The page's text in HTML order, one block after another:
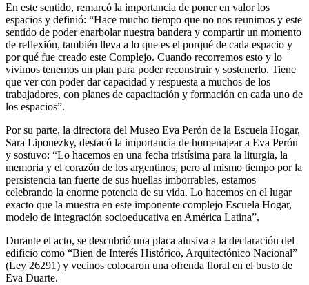
En este sentido, remarcó la importancia de poner en valor los
espacios y definió: “Hace mucho tiempo que no nos reunimos y este
sentido de poder enarbolar nuestra bandera y compartir un momento
de reflexión, también lleva a lo que es el porqué de cada espacio y
por qué fue creado este Complejo. Cuando recorremos esto y lo
vivimos tenemos un plan para poder reconstruir y sostenerlo. Tiene
que ver con poder dar capacidad y respuesta a muchos de los
trabajadores, con planes de capacitación y formación en cada uno de
los espacios”.
Por su parte, la directora del Museo Eva Perón de la Escuela Hogar,
Sara Liponezky, destacó la importancia de homenajear a Eva Perón
y sostuvo: “Lo hacemos en una fecha tristísima para la liturgia, la
memoria y el corazón de los argentinos, pero al mismo tiempo por la
persistencia tan fuerte de sus huellas imborrables, estamos
celebrando la enorme potencia de su vida. Lo hacemos en el lugar
exacto que la muestra en este imponente complejo Escuela Hogar,
modelo de integración socioeducativa en América Latina”.
Durante el acto, se descubrió una placa alusiva a la declaración del
edificio como “Bien de Interés Histórico, Arquitectónico Nacional”
(Ley 26291) y vecinos colocaron una ofrenda floral en el busto de
Eva Duarte.